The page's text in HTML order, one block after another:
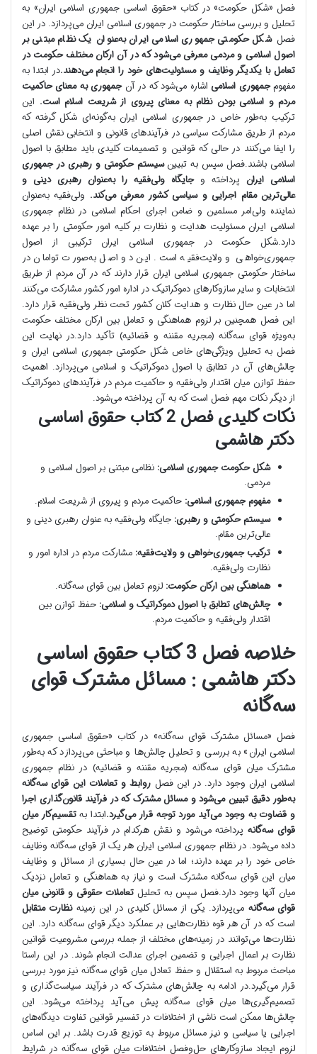
فصل «شکل حکومت» در کتاب «حقوق اساسی جمهوری اسلامی ایران» به
تحلیل و بررسی ساختار حکومت در جمهوری اسلامی ایران می‌پردازد. در این
فصلشکل حکومتی جمهوری اسلامی ایران به‌عنوان یک نظام مبتنی بر
اصول اسلامی و مردمی معرفی می‌شود که در آن ارکان مختلف حکومت در
تعامل با یکدیگر وظایف و مسئولیت‌های خود را انجام می‌دهند.در ابتدا به
مفهومجمهوری اسلامی اشاره می‌شود که در آنجمهوری به معنای حاکمیت
مردم و اسلامی بودن نظام به معنای پیروی از شریعت اسلام است. این
ترکیب به‌طور خاص در جمهوری اسلامی ایران به‌گونه‌ای شکل گرفته که
مردم از طریق مشارکت سیاسی در فرآیندهای قانونی و انتخابی نقش اصلی
را ایفا می‌کنند در حالی که قوانین و تصمیمات کلیدی باید مطابق با اصول
اسلامی باشند.فصل سپس به تبیینسیستم حکومتی و رهبری در جمهوری
اسلامی ایران پرداخته وجایگاه ولی‌فقیه را به‌عنوان رهبری دینی و
عالی‌ترین مقام اجرایی و سیاسی کشور معرفی می‌کند. ولی‌فقیه به‌عنوان
نماینده ولی‌امر مسلمین و ضامن اجرای احکام اسلامی در نظام جمهوری
اسلامی ایران مسئولیت هدایت و نظارت بر کلیه امور حکومتی را بر عهده
دارد.شکل حکومت در جمهوری اسلامی ایران ترکیبی از اصول
جمهوری‌خواهی و ولایت‌فقیه است. این دو اصل به‌صورت توامان در
ساختار حکومتی جمهوری اسلامی ایران قرار دارند که در آن مردم از طریق
انتخابات و سایر سازوکارهای دموکراتیک در اداره امور کشور مشارکت می‌کنند
اما در عین حال نظارت و هدایت کلان کشور تحت نظر ولی‌فقیه قرار دارد.
این فصل همچنین بر لزوم هماهنگی و تعامل بین ارکان مختلف حکومت
به‌ویژه قوای سه‌گانه (مجریه مقننه و قضائیه) تأکید دارد.در نهایت این
فصل به تحلیل ویژگی‌های خاص شکل حکومتی جمهوری اسلامی ایران و
چالش‌های آن در تطابق با اصول دموکراتیک و اسلامی می‌پردازد. اهمیت
حفظ توازن میان اقتدار ولی‌فقیه و حاکمیت مردم در فرآیندهای دموکراتیک
از دیگر نکات مهم فصل است که به آن پرداخته می‌شود.
نکات کلیدی فصل 2 کتاب حقوق اساسی
دکتر هاشمی
شکل حکومت جمهوری اسلامی: نظامی مبتنی بر اصول اسلامی و
مردمی.
مفهوم جمهوری اسلامی: حاکمیت مردم و پیروی از شریعت اسلام.
سیستم حکومتی و رهبری: جایگاه ولی‌فقیه به عنوان رهبری دینی و
عالی‌ترین مقام.
ترکیب جمهوری‌خواهی و ولایت‌فقیه: مشارکت مردم در اداره امور و
نظارت ولی‌فقیه.
هماهنگی بین ارکان حکومت: لزوم تعامل بین قوای سه‌گانه.
چالش‌های تطابق با اصول دموکراتیک و اسلامی: حفظ توازن بین
اقتدار ولی‌فقیه و حاکمیت مردم.
خلاصه فصل 3 کتاب حقوق اساسی
دکتر هاشمی : مسائل مشترک قوای
سه‌گانه
فصل «مسائل مشترک قوای سه‌گانه» در کتاب «حقوق اساسی جمهوری
اسلامی ایران» به بررسی و تحلیل چالش‌ها و مباحثی می‌پردازد که به‌طور
مشترک میان قوای سه‌گانه (مجریه مقننه و قضائیه) در نظام جمهوری
اسلامی ایران وجود دارد. در این فصل روابط و تعاملات این قوای سه‌گانه
به‌طور دقیق تبیین می‌شود و مسائل مشترک که در فرآیند قانون‌گذاری اجرا
و قضاوت به وجود می‌آید مورد توجه قرار می‌گیرد.ابتدا بهتقسیم‌کار میان
قوای سه‌گانهپرداخته می‌شود و نقش هرکدام در فرآیند حکومتی توضیح
داده می‌شود. در نظام جمهوری اسلامی ایران هر یک از قوای سه‌گانه وظایف
خاص خود را بر عهده دارند؛ اما در عین حال بسیاری از مسائل و وظایف
میان این قوای سه‌گانه مشترک است و نیاز به هماهنگی و تعامل نزدیک
میان آنها وجود دارد.فصل سپس به تحلیل تعاملات حقوقی و قانونی میان
قوای سه‌گانه می‌پردازد. یکی از مسائل کلیدی در این زمینهنظارت متقابل
است که در آن هر قوه نظارت‌هایی بر عملکرد دیگر قوای سه‌گانه دارد. این
نظارت‌ها می‌توانند در زمینه‌های مختلف از جمله بررسی مشروعیت قوانین
نظارت بر اعمال اجرایی و تضمین اجرای عدالت انجام شوند. در این راستا
مباحث مربوط به استقلال و حفظ تعادل میان قوای سه‌گانه نیز مورد بررسی
قرار می‌گیرد.در ادامه به چالش‌های مشترک که در فرآیند سیاست‌گذاری و
تصمیم‌گیری‌ها میان قوای سه‌گانه پیش می‌آید پرداخته می‌شود. این
چالش‌ها ممکن است ناشی از اختلافات در تفسیر قوانین تفاوت دیدگاه‌های
اجرایی یا سیاسی و نیز مسائل مربوط به توزیع قدرت باشد. بر این اساس
لزوم ایجاد سازوکارهای حل‌وفصل اختلافات میان قوای سه‌گانه در شرایط